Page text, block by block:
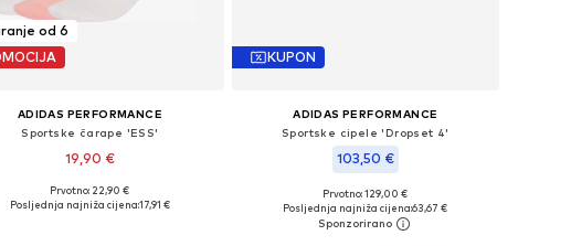
od 6
ADIDAS PERFORMANCE
Sportske čarape 'ESS'
19,90 €
+ 1
Dostupno u više veličina
Prvotno: 22,90 €
Posljednja najniža cijena:17,91 €
KUPON
ADIDAS PERFORMANCE
Sportske cipele 'Dropset 4'
103,50 €
+3
Dostupne veličine: 4,5, 6,5, 7,5
Dodaj u košaricu
Prvotno: 129,00 €
Posljednja najniža cijena:63,67 €